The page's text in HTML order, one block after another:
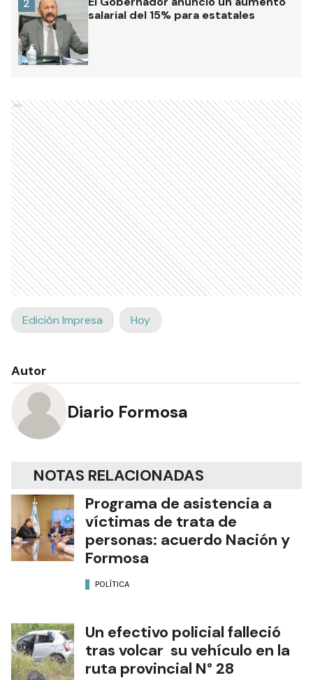
salarial del 15% para estatales
2
Ads
Edición Impresa Hoy
Autor
Diario Formosa
NOTAS RELACIONADAS
Programa de asistencia a
víctimas de trata de
personas: acuerdo Nación y
Formosa
POLÍTICA
Un efectivo policial falleció
tras volcar su vehículo en la
ruta provincial N° 28